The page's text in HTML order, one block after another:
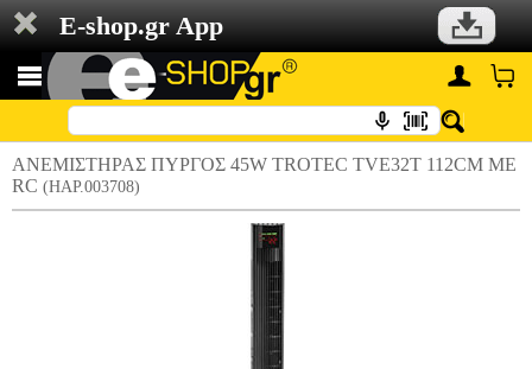
E-shop.gr App
ΑΝΕΜΙΣΤΗΡΑΣ ΠΥΡΓΟΣ 45W TROTEC TVE32T 112CM ΜΕ
RC (HAP.003708)